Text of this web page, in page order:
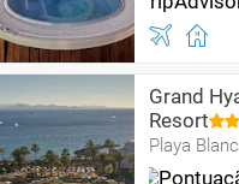
Grand
Resort
Playa